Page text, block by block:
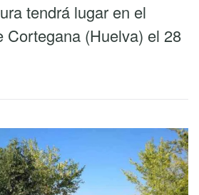
tendrá lugar en el
Cortegana (Huelva) el 28